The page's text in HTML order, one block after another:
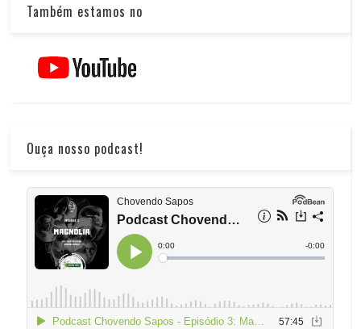
Também estamos no
Ouça nosso podcast!